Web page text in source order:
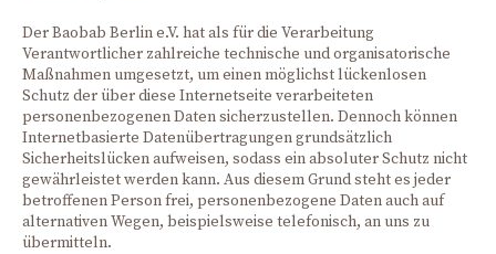
Der Baobab Berlin e.V. hat als für die Verarbeitung
Verantwortlicher zahlreiche technische und organisatorische
Maßnahmen umgesetzt, um einen möglichst lückenlosen
Schutz der über diese Internetseite verarbeiteten
personenbezogenen Daten sicherzustellen. Dennoch können
Internetbasierte Datenübertragungen grundsätzlich
Sicherheitslücken aufweisen, sodass ein absoluter Schutz nicht
gewährleistet werden kann. Aus diesem Grund steht es jeder
betroffenen Person frei, personenbezogene Daten auch auf
alternativen Wegen, beispielsweise telefonisch, an uns zu
übermitteln.